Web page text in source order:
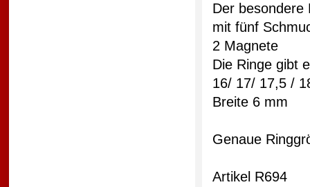
Der besondere
mit fünf
2 Magnete
Die Ringe gibt
16/ 17/ 17,5 /
Breite 6 mm
Genaue
Artikel R694